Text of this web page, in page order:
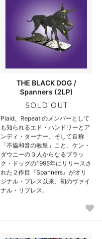
THE BLACK DOG /
Spanners (2LP)
SOLD OUT
Plaid、Repeat のメンバーとして
も知られるエド・ハンドリーとア
ンディ・ターナー、そして自称
「不協和音の教皇」こと、ケン・
ダウニーの３人からなるブラッ
ク・ドッグの1995年にリリースさ
れた２作目『Spanners』がオリ
ジナル・プレス以来、初のヴァイ
ナル・リプレス。